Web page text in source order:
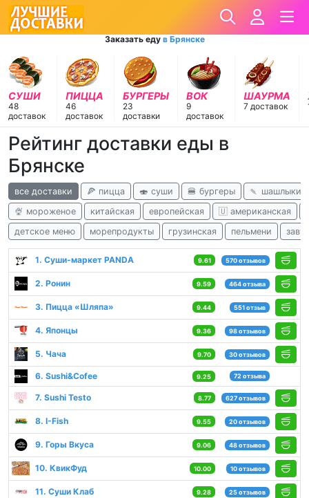
Заказать еду в Брянске
СУШИ
48
доставок
ПИЦЦА
46
доставок
БУРГЕРЫ
23
доставки
ВОК
9
доставок
ШАУРМА
7 доставок
Рейтинг доставки еды в
Брянске
все доставки 🍕 пицца 🍣 суши 🍔 бургеры
🍡 шашлыки
🍨 мороженое
китайская европейская 🇺 американская
детское меню
морепродукты грузинская пельмени
1. Суши-маркет PANDA 9.61 570 отзывов
2. Ронин 9.59 464 отзыва
3. Пицца «Шляпа» 9.44 551 отзыв
4. Японцы 9.36 98 отзывов
5. Чача 9.70 30 отзывов
6. Sushi&Cofee 9.25 72 отзыва
7. Sushi Testo 8.77 627 отзывов
8. I-Fish 9.55 20 отзывов
9. Горы Вкуса 9.06 48 отзывов
10. КвикФуд 10.00 10 отзывов
11. Суши Клаб 9.28 25 отзывов